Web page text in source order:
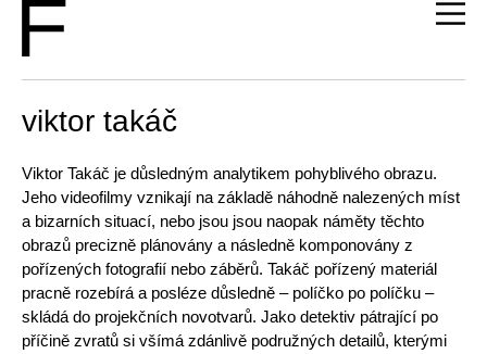
viktor takáč
Viktor Takáč je důsledným analytikem pohyblivého obrazu.
Jeho videofilmy vznikají na základě náhodně nalezených míst
a bizarních situací, nebo jsou jsou naopak náměty těchto
obrazů precizně plánovány a následně komponovány z
pořízených fotografií nebo záběrů. Takáč pořízený materiál
pracně rozebírá a posléze důsledně – políčko po políčku –
skládá do projekčních novotvarů. Jako detektiv pátrající po
příčině zvratů si všímá zdánlivě podružných detailů, kterými